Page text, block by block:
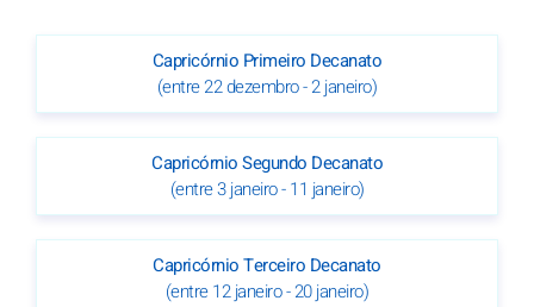
Capricórnio Primeiro Decanato
(entre 22 dezembro - 2 janeiro)
Capricórnio Segundo Decanato
(entre 3 janeiro - 11 janeiro)
Capricórnio Terceiro Decanato
(entre 12 janeiro - 20 janeiro)